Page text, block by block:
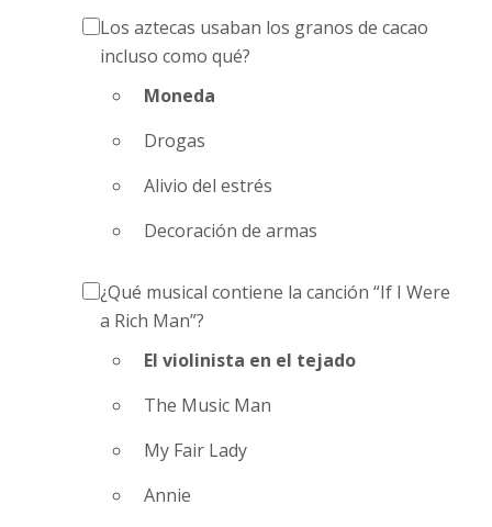
Los aztecas usaban los granos de cacao
incluso como qué?
Moneda
Drogas
Alivio del estrés
Decoración de armas
¿Qué musical contiene la canción “If I Were
a Rich Man”?
El violinista en el tejado
The Music Man
My Fair Lady
Annie